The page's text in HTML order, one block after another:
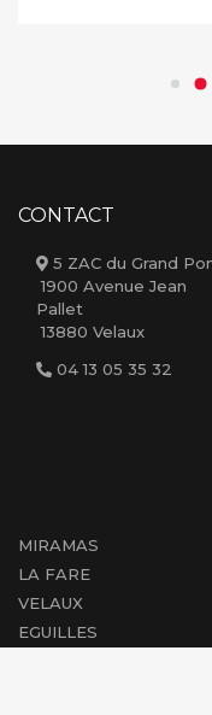
CONTACT
5 ZAC du Grand
1900 Avenue Jean
Pallet
13880 Velaux
04 13 05 35 32
MIRAMAS
LA FARE
VELAUX
EGUILLES